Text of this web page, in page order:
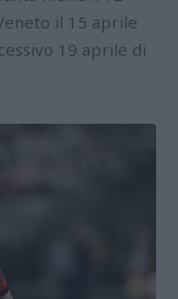
il 15 aprile
19 aprile di